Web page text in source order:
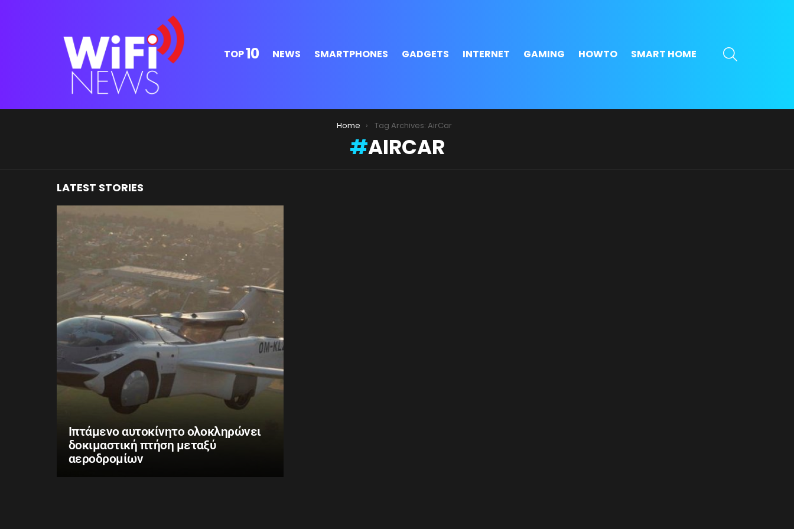
TOP10 NEWS SMARTPHONES GADGETS INTERNET GAMING HOWTO SMART HOME
Home Tag Archives: AirCar
AIRCAR
LATEST STORIES
Ιπτάμενο αυτοκίνητο ολοκληρώνει
δοκιμαστική πτήση μεταξύ
αεροδρομίων